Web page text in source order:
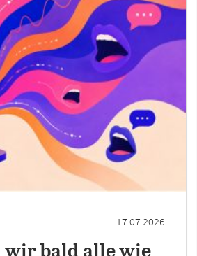
17.07.2026
wir bald alle wie